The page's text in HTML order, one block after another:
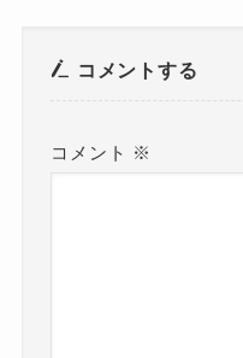
コメントする
コメント ※